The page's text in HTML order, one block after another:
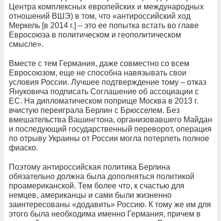
Центра комплексных европейских и международных
отношений ВШЭ) в том, что «антироссийский ход
Меркель [в 2014 г.] – это ее попытка встать во главе
Евросоюза в политическом и геополитическом
смысле».
Вместе с тем Германия, даже совместно со всем
Евросоюзом, еще не способна навязывать свои
условия России. Лучшее подтверждение тому – отказ
Януковича подписать Соглашение об ассоциации с
ЕС. На дипломатическом поприще Москва в 2013 г.
вчистую переиграла Берлин с Брюсселем. Без
вмешательства Вашингтона, организовавшего Майдан
и последующий государственный переворот, операция
по отрыву Украины от России могла потерпеть полное
фиаско.
Поэтому антироссийская политика Берлина
обязательно должна была дополняться политикой
проамериканской. Тем более что, к счастью для
немцев, американцы и сами были жизненно
заинтересованы «додавить» Россию. К тому же им для
этого была необходима именно Германия, причем в